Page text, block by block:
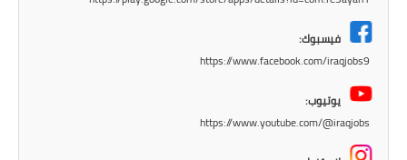
فيسبوك:
https://www.facebook.com/iraqjobs9
يوتيوب:
https://www.youtube.com/@iraqjobs